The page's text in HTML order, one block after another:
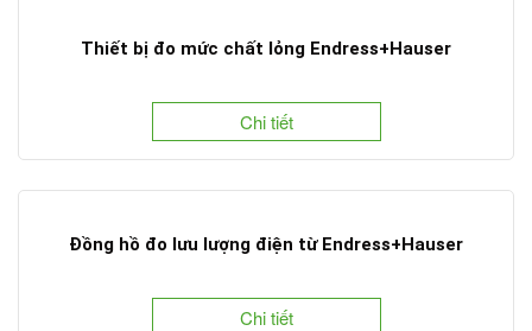
Thiết bị đo mức chất lỏng Endress+Hauser
Chi tiết
Đồng hồ đo lưu lượng điện từ Endress+Hauser
Chi tiết